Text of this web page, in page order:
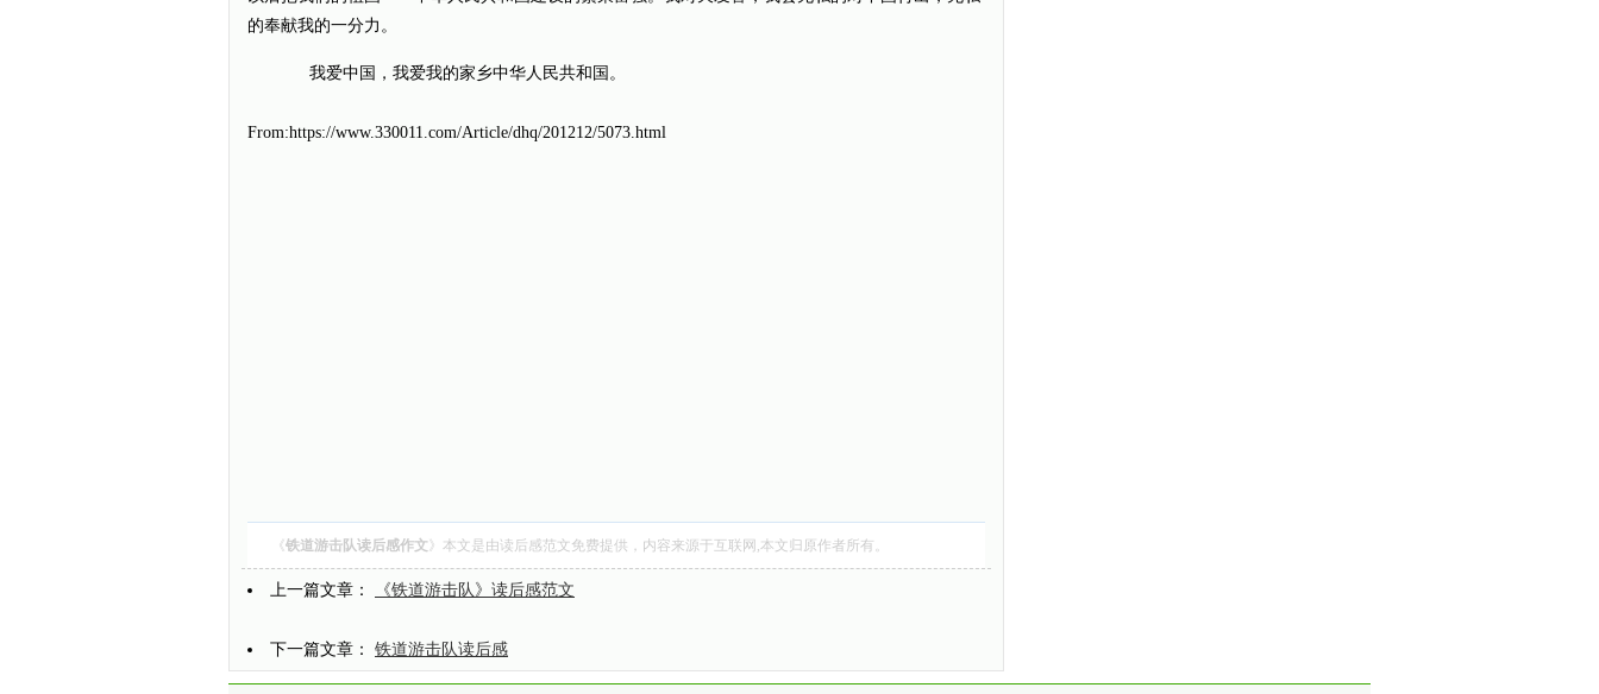
的奉献我的一分力。
我爱中国，我爱我的家乡中华人民共和国。
From:https://www.330011.com/Article/dhq/201212/5073.html
《铁道游击队读后感作文》本文是由读后感范文免费提供，内容来源于互联网,本文归原作者所有。
上一篇文章： 《铁道游击队》读后感范文
下一篇文章： 铁道游击队读后感